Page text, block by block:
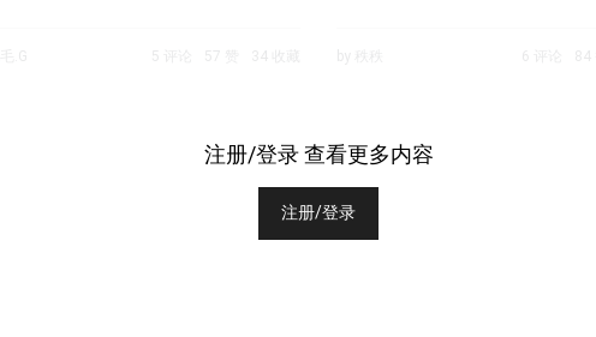
注册/登录 查看更多内容
注册/登录